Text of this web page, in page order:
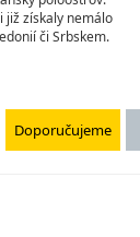
již získaly nemálo
či Srbskem.
Doporučujeme